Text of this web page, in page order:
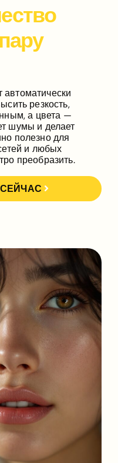
резкость,
а цвета —
шумы и делает
полезно для
и любых
преобразить.